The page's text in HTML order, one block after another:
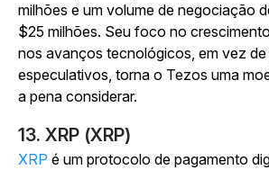
milhões e um volume de negociação
$25 milhões. Seu foco no
nos avanços tecnológicos, em vez de
especulativos, torna o Tezos uma
a pena considerar.
13. XRP (XRP)
XRP é um protocolo de pagamento